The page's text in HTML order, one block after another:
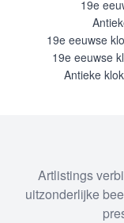
19e
19e eeuwse
19e eeuwse
Antieke
Artlistings
uitzonderlijke